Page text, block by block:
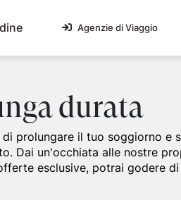
Agenzie di Viaggio
2026 - Orientale
2026 - Occidentale
2026 - Primavera-Estate
Malta
durata
prolungare il tuo soggiorno e
Dai un'occhiata alle nostre
esclusive, potrai godere